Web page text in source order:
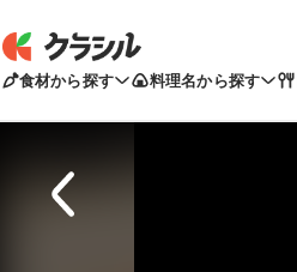
食材から探す 料理名から探す